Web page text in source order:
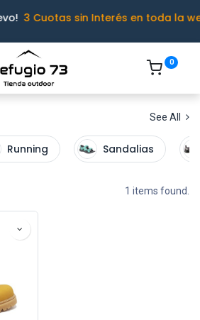
3 Cuotas sin Interés en toda la
0
See All
Running Sandalias
1 items found.